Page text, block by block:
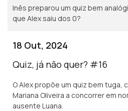
Inês preparou um quiz bem
que Alex saiu dos 0?
18 Out, 2024
Quiz, já não quer? #16
O Alex propõe um quiz bem tuga,
Mariana Oliveira a concorrer em
ausente Luana.